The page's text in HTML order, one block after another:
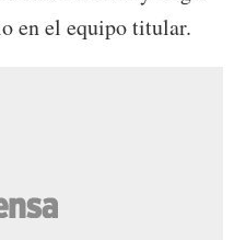
en el equipo titular.